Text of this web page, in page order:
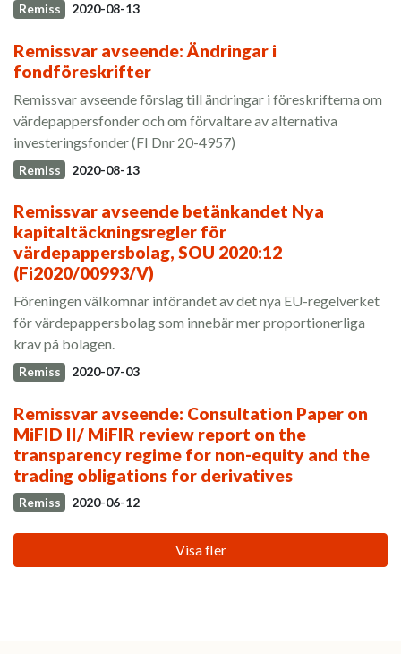
Remiss 2020-08-13
Remissvar avseende: Ändringar i
fondföreskrifter
Remissvar avseende förslag till ändringar i föreskrifterna om
värdepappersfonder och om förvaltare av alternativa
investeringsfonder (FI Dnr 20-4957)
Remiss 2020-08-13
Remissvar avseende betänkandet Nya
kapitaltäckningsregler för
värdepappersbolag, SOU 2020:12
(Fi2020/00993/V)
Föreningen välkomnar införandet av det nya EU-regelverket
för värdepappersbolag som innebär mer proportionerliga
krav på bolagen.
Remiss 2020-07-03
Remissvar avseende: Consultation Paper on
MiFID II/ MiFIR review report on the
transparency regime for non-equity and the
trading obligations for derivatives
Remiss 2020-06-12
Visa fler